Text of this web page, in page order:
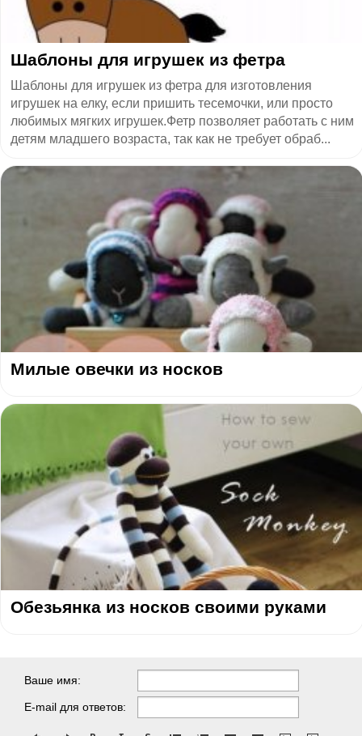
Шаблоны для игрушек из фетра
Шаблоны для игрушек из фетра для изготовления
игрушек на елку, если пришить тесемочки, или просто
любимых мягких игрушек.Фетр позволяет работать с ним
детям младшего возраста, так как не требует обраб...
Милые овечки из носков
Обезьянка из носков своими руками
Ваше имя:
E-mail для ответов: